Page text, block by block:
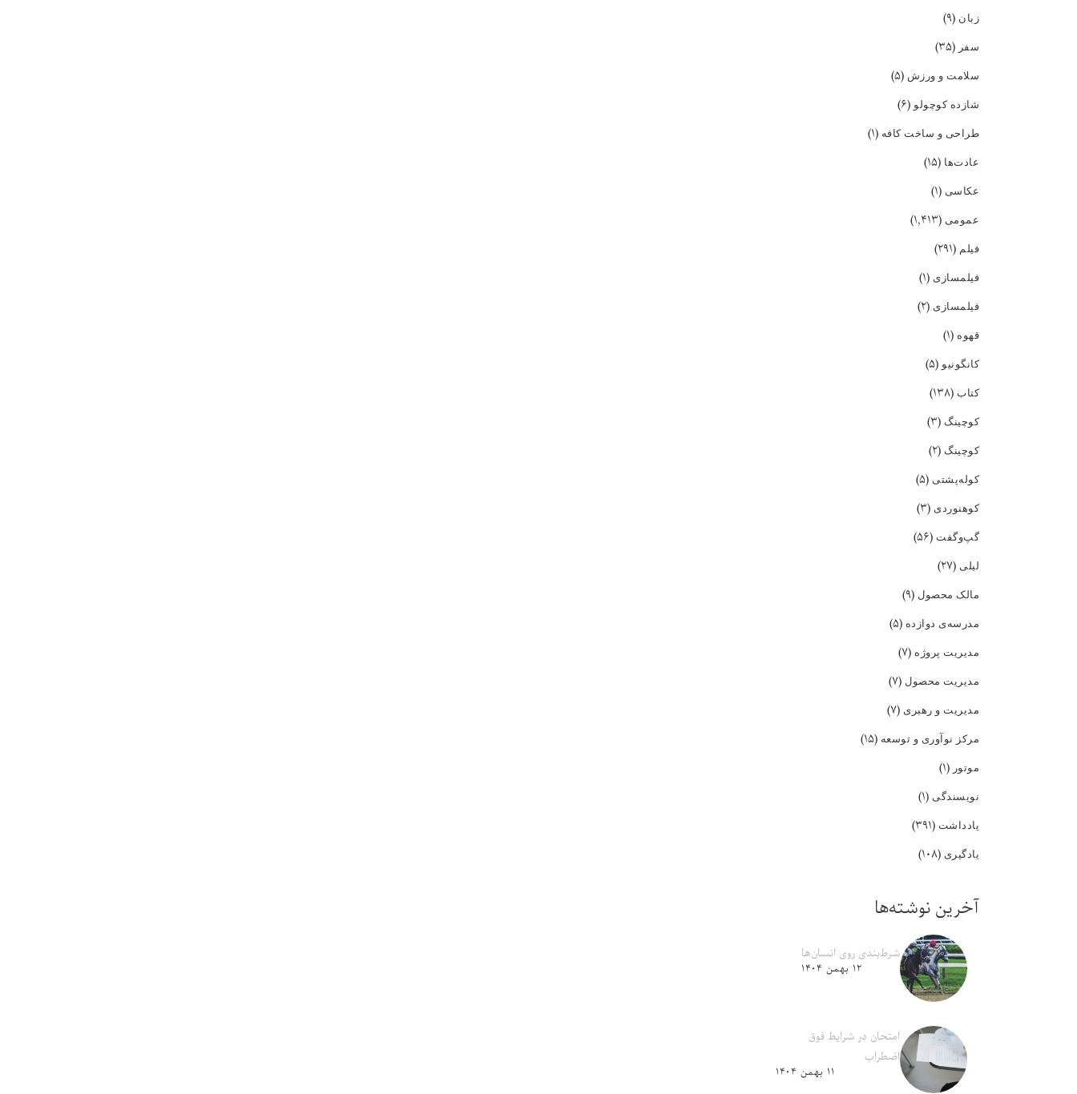
زبان (۹)
سفر(۳۵)
سلامت و ورزش (۵)
شازده کوچولو(۶)
طراحی و ساخت کافه (۱)
عادت‌ها (۱۵)
عکاسی (۱)
عمومی (۱,۴۱۳)
فیلم (۲۹۱)
فیلمسازی (۱)
فیلمسازی (۲)
قهوه (۱)
کانگونیو(۵)
کتاب (۱۳۸)
کوچینگ (۳)
کوچینگ (۲)
کوله‌پشتی (۵)
کوهنوردی (۳)
گپ‌و‌گفت (۵۶)
لیلی (۲۷)
مالک محصول (۹)
مدرسه‌ی دوازده (۵)
مدیریت پروژه (۷)
مدیریت محصول (۷)
مدیریت و رهبری (۷)
مرکز نوآوری و توسعه (۱۵)
موتور(۱)
نویسندگی (۱)
یادداشت (۳۹۱)
یادگیری (۱۰۸)
آخرین نوشته‌ها
شرط‌بندی روی انسان‌ها
۱۲ بهمن ۱۴۰۴
امتحان در شرایط فوق
اضطراب
۱۱ بهمن ۱۴۰۴